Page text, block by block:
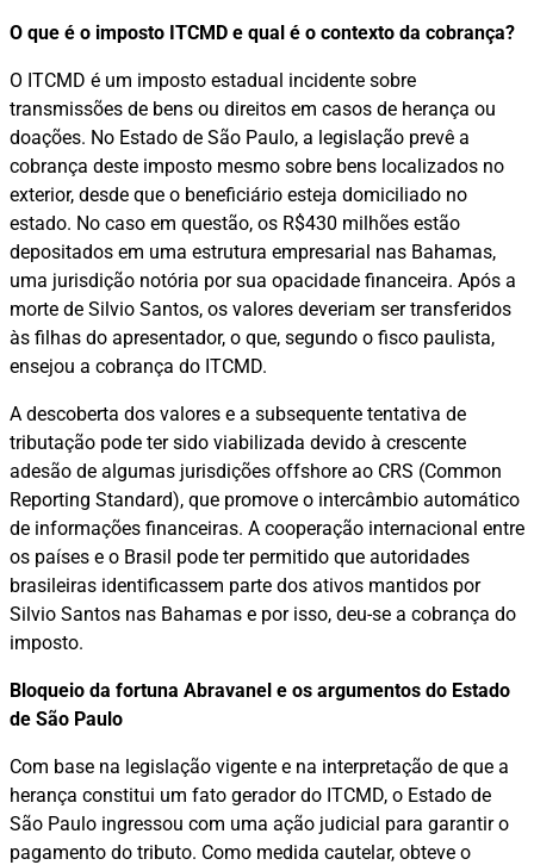
O que é o imposto ITCMD e qual é o contexto da cobrança?
O ITCMD é um imposto estadual incidente sobre
transmissões de bens ou direitos em casos de herança ou
doações. No Estado de São Paulo, a legislação prevê a
cobrança deste imposto mesmo sobre bens localizados no
exterior, desde que o beneficiário esteja domiciliado no
estado. No caso em questão, os R$430 milhões estão
depositados em uma estrutura empresarial nas Bahamas,
uma jurisdição notória por sua opacidade financeira. Após a
morte de Silvio Santos, os valores deveriam ser transferidos
às filhas do apresentador, o que, segundo o fisco paulista,
ensejou a cobrança do ITCMD.
A descoberta dos valores e a subsequente tentativa de
tributação pode ter sido viabilizada devido à crescente
adesão de algumas jurisdições offshore ao CRS (Common
Reporting Standard), que promove o intercâmbio automático
de informações financeiras. A cooperação internacional entre
os países e o Brasil pode ter permitido que autoridades
brasileiras identificassem parte dos ativos mantidos por
Silvio Santos nas Bahamas e por isso, deu-se a cobrança do
imposto.
Bloqueio da fortuna Abravanel e os argumentos do Estado
de São Paulo
Com base na legislação vigente e na interpretação de que a
herança constitui um fato gerador do ITCMD, o Estado de
São Paulo ingressou com uma ação judicial para garantir o
pagamento do tributo. Como medida cautelar, obteve o